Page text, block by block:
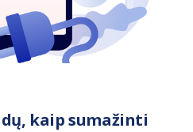
kaip sumažinti